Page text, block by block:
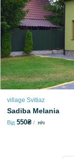
village Svitiaz
Sadiba Melania
Від 550₴ ніч